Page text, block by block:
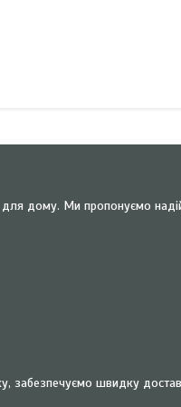
дому. Ми пропонуємо
забезпечуємо швидку